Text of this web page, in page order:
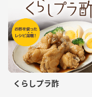
くらしプラ酢